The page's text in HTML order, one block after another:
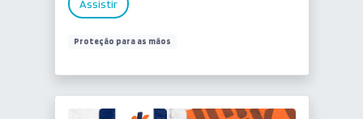
Assistir
Proteção para as mãos